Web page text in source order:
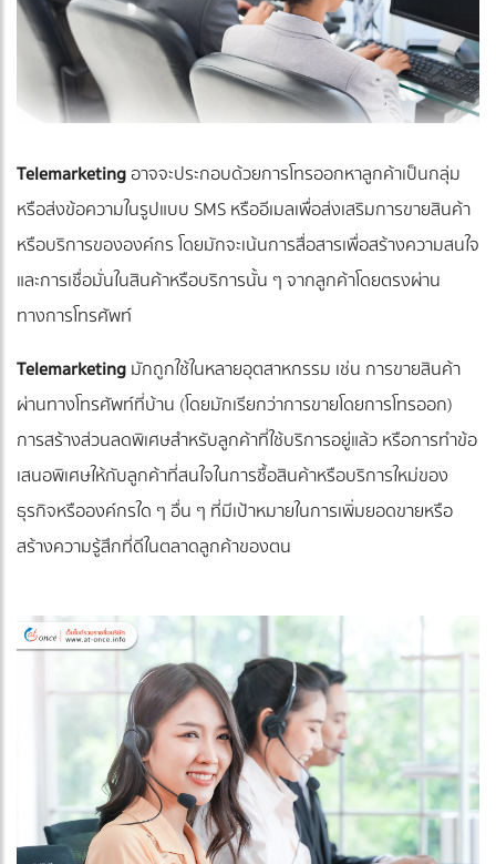
Telemarketingอาจจะประกอบด้วยการโทรออกหาลูกค้าเป็นกลุ่ม
หรือส่งข้อความในรูปแบบ SMS หรืออีเมลเพื่อส่งเสริมการขายสินค้า
หรือบริการขององค์กร โดยมักจะเน้นการสื่อสารเพื่อสร้างความสนใจ
และการเชื่อมั่นในสินค้าหรือบริการนั้น ๆ จากลูกค้าโดยตรงผ่าน
ทางการโทรศัพท์
Telemarketingมักถูกใช้ในหลายอุตสาหกรรม เช่น การขายสินค้า
ผ่านทางโทรศัพท์ที่บ้าน (โดยมักเรียกว่าการขายโดยการโทรออก)
การสร้างส่วนลดพิเศษสำหรับลูกค้าที่ใช้บริการอยู่แล้ว หรือการทำข้อ
เสนอพิเศษให้กับลูกค้าที่สนใจในการซื้อสินค้าหรือบริการใหม่ของ
ธุรกิจหรือองค์กรใด ๆ อื่น ๆ ที่มีเป้าหมายในการเพิ่มยอดขายหรือ
สร้างความรู้สึกที่ดีในตลาดลูกค้าของตน